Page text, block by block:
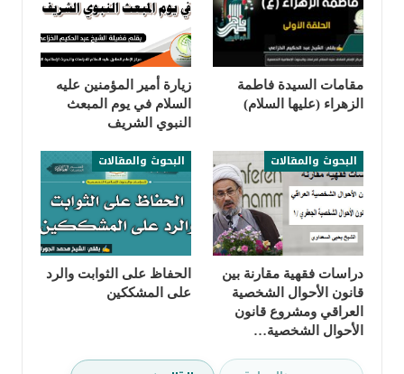
مقامات السيدة فاطمة
الزهراء (عليها السلام)
زيارة أمير المؤمنين عليه
السلام في يوم المبعث
النبوي الشريف
البحوث والمقالات
دراسات فقهية مقارنة بين
قانون الأحوال الشخصية
العراقي ومشروع قانون
الأحوال الشخصية…
البحوث والمقالات
الحفاظ على الثوابت والرد
على المشككين